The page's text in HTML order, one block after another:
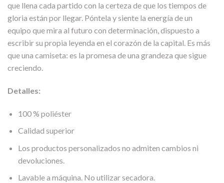
que llena cada partido con la certeza de que los tiempos de
gloria están por llegar. Póntela y siente la energía de un
equipo que mira al futuro con determinación, dispuesto a
escribir su propia leyenda en el corazón de la capital. Es más
que una camiseta: es la promesa de una grandeza que sigue
creciendo.
Detalles:
100 % poliéster
Calidad superior
Los productos personalizados no admiten cambios ni
devoluciones.
Lavable a máquina. No utilizar secadora.